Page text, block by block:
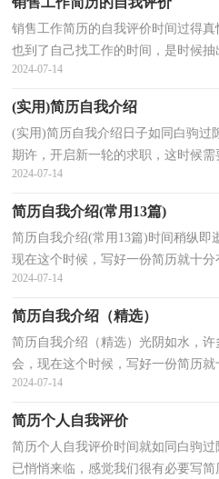
销售工作简历的自我评价时间过得
也到了自己找工作的时间，是时候
简历才简练、明确呢？以下是小编为
2024-07-14
(实用)简历自我介绍
(实用)简历自我介绍日子如同白驹过
期许，开启新一轮的求职，这时候
人会觉得简历很难写吧，下面是小编
2024-07-14
简历自我介绍(常用13篇)
简历自我介绍(常用13篇)时间稍纵即
现在这个时候，写好一份简历就十
练、明确呢？以下是小编为大家整理
2024-07-14
简历自我介绍（精选）
简历自我介绍（精选）光阴如水，
会，现在这个时候，写好一份简历
想必这让大家都很苦恼吧，以下是小
2024-07-14
简历个人自我评价
简历个人自我评价时间就如同白驹
已悄悄来临，感觉我们很有必要写